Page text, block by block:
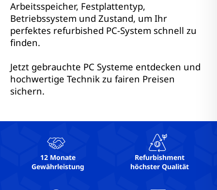
Arbeitsspeicher, Festplattentyp,
Betriebssystem und Zustand, um Ihr
perfektes refurbished PC-System schnell zu
finden.
Jetzt gebrauchte PC Systeme entdecken und
hochwertige Technik zu fairen Preisen
sichern.
12 Monate
Gewährleistung
Refurbishment
höchster Qualität